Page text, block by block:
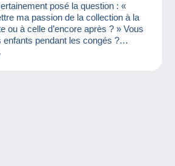
posé la question : «
ma passion de la collection à la
ou à celle d’encore après ? » Vous
pendant les congés ?
profiter pour jouer avec eux autour